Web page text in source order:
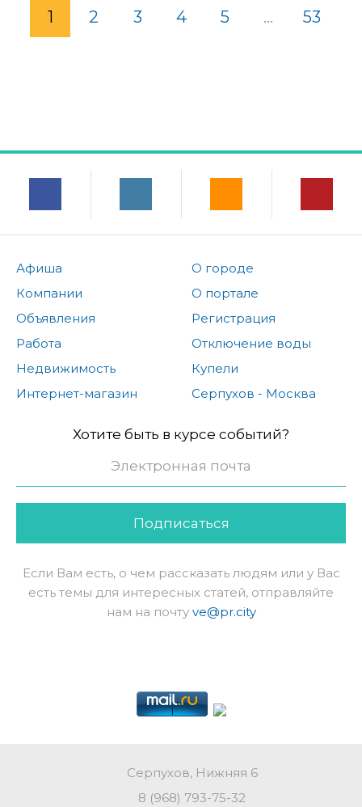
1 2 3 4 5 ... 53
Афиша
Компании
Объявления
Работа
Недвижимость
Интернет-магазин
О городе
О портале
Регистрация
Отключение воды
Купели
Серпухов - Москва
Хотите быть в курсе событий?
Подписаться
Если Вам есть, о чем рассказать людям или у Вас
есть темы для интересных статей, отправляйте
нам на почту ve@pr.city
Серпухов, Нижняя 6
8 (968) 793-75-32